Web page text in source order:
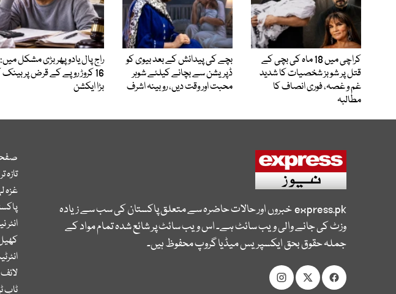
کراچی میں 18 ماہ کی بچی کے
قتل پر شوبز شخصیات کا شدید
غم و غصہ، فوری انصاف کا
مطالبہ
بچے کی پیدائش کے بعد بیوی کو
ڈپریشن سے بچانے کیلئے شوہر
محبت اور وقت دیں، روبینہ اشرف
راج پال یادو پھر بڑی مشکل میں:
16 کروڑ روپے کے قرض پر بینک
بڑا ایکشن
express.pkخبروں اور حالات حاضرہ سے متعلق پاکستان کی سب سے زیادہ
وزٹ کی جانے والی ویب سائٹ ہے۔ اس ویب سائٹ پر شائع شدہ تمام مواد کے
جملہ حقوق بحق ایکسپریس میڈیا گروپ محفوظ ہیں۔
تازہ
غزہ
انٹر
ٹاپ